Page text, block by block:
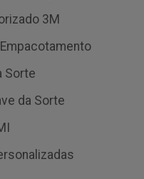
3M
Sorte
da Sorte